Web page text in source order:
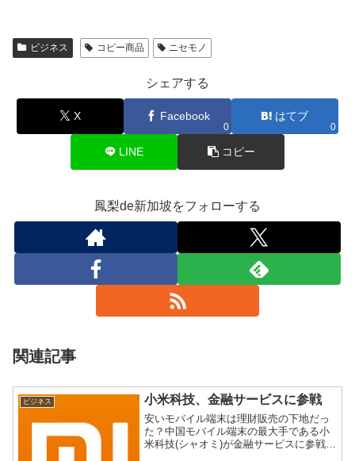
ビジネス コピー商品 ニセモノ
シェアする
X Facebook
0
はてブ
0
LINE コピー
鳳梨de新加坡をフォローする
関連記事
ビジネス 小米科技、金融サービスに参戦
安いモバイル端末は理財販売の下地だっ
た？中国モバイル端末の最大手である小
米科技(シャオミ)が金融サービスに参戦を